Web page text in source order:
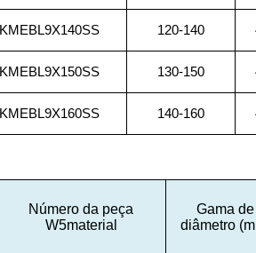
KMEBL9X140SS 120-140
KMEBL9X150SS 130-150
KMEBL9X160SS 140-160
Número da peça
W5material
Gama de
diâmetro